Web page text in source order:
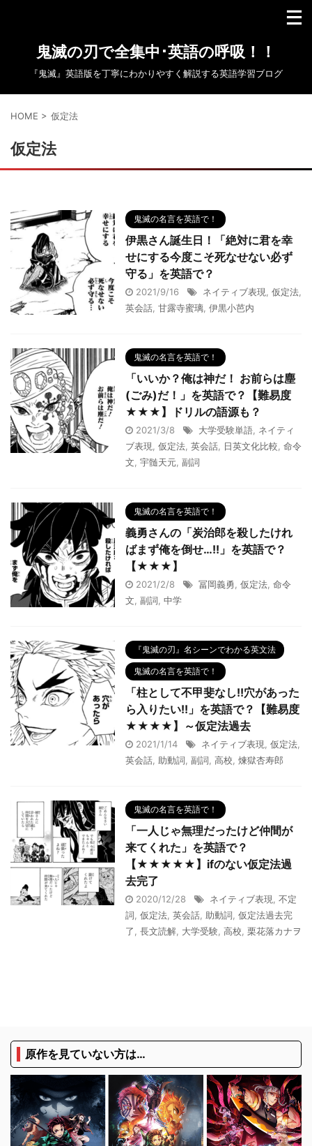
鬼滅の刃で全集中･英語の呼吸！！
『鬼滅』英語版を丁寧にわかりやすく解説する英語学習ブログ
HOME > 仮定法
仮定法
鬼滅の名言を英語で！
伊黒さん誕生日！「絶対に君を幸
せにする今度こそ死なせない必ず
守る」を英語で？
2021/9/16 ネイティブ表現 仮定法
英会話 甘露寺蜜璃 伊黒小芭内
鬼滅の名言を英語で！
「いいか？俺は神だ！ お前らは塵
(ごみ)だ！」を英語で？【難易度
★★★】ドリルの語源も？
2021/3/8 大学受験単語 ネイティ
ブ表現
仮定法 英会話 日英文化比較 命令
文 宇髄天元 副詞
鬼滅の名言を英語で！
義勇さんの「炭治郎を殺したけれ
ばまず俺を倒せ…!!」を英語で？
【★★★】
2021/2/8 冨岡義勇 仮定法 命令
文 副詞 中学
『鬼滅の刃』名シーンでわかる英文法
鬼滅の名言を英語で！
「柱として不甲斐なし!!穴があった
ら入りたい!!」を英語で？【難易度
★★★★】～仮定法過去
2021/1/14 ネイティブ表現 仮定法
英会話 助動詞 副詞 高校 煉獄杏寿郎
鬼滅の名言を英語で！
「一人じゃ無理だったけど仲間が
来てくれた」を英語で？
【★★★★★】ifのない仮定法過
去完了
2020/12/28 ネイティブ表現
不定
詞 仮定法 英会話 助動詞 仮定法過去完
了
長文読解 大学受験 高校 栗花落カナヲ
原作を見ていない方は…